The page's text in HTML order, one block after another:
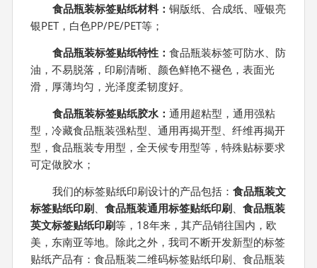
食品瓶装标签贴纸材料：铜版纸、合成纸、哑银亮
银PET，白色PP/PE/PET等；
食品瓶装标签贴纸特性：食品瓶装标签可防水、防
油，不易脱落，印刷清晰、颜色鲜艳不褪色，表面光
滑，厚薄均匀，光泽度柔韧度好。
食品瓶装标签贴纸胶水：通用超粘型，通用强粘
型，冷藏食品瓶装强粘型、通用再揭开型、纤维再揭开
型，食品瓶装专用型，全天候专用型等，特殊贴标要求
可定做胶水；
我们的标签贴纸印刷设计的产品包括：食品瓶装文
标签贴纸印刷、食品瓶装通用标签贴纸印刷、食品瓶装
英文标签贴纸印刷等，18年来，其产品销往国内，欧
美，东南亚等地。除此之外，我司不断开发新型的标签
贴纸产品有：食品瓶装二维码标签贴纸印刷、食品瓶装